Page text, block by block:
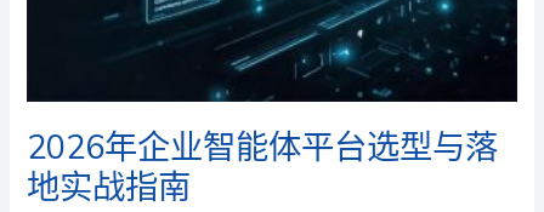
2026年企业智能体平台选型与落
地实战指南